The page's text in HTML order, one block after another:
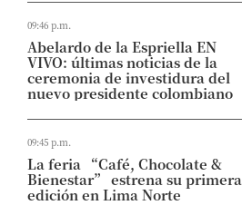
09:46 p.m.
Abelardo de la Espriella EN
VIVO: últimas noticias de la
ceremonia de investidura del
nuevo presidente colombiano
09:45 p.m.
La feria “Café, Chocolate &
Bienestar” estrena su primera
edición en Lima Norte